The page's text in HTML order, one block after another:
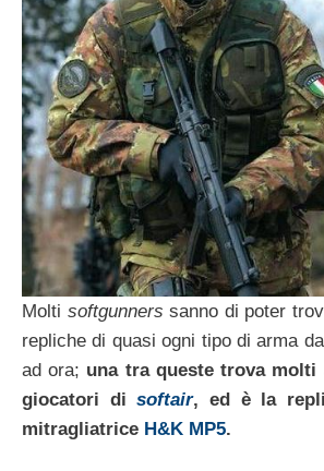
Molti softgunners sanno di poter
repliche di quasi ogni tipo di arma
ad ora; una tra queste trova
giocatori disoftair, ed è la
mitragliatrice H&K MP5.